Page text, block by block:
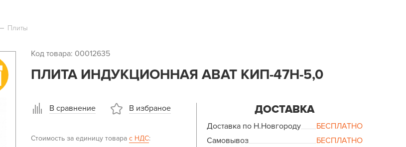
Плиты
Код товара: 00012635
ПЛИТА ИНДУКЦИОННАЯ ABAT КИП-47Н-5,0
В сравнение В избраное
Стоимость за единицу товара с НДС:
ДОСТАВКА
Доставка по Н.Новгороду
БЕСПЛАТНО
Самовывоз
БЕСПЛАТНО